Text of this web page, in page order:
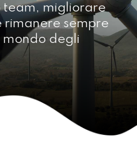
team, migliorare
rimanere sempre
mondo degli